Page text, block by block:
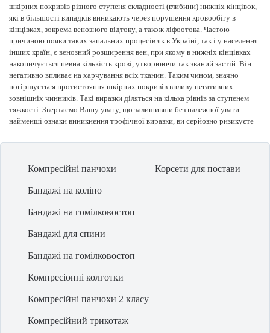
шкірних покривів різного ступеня складності (глибини) нижніх кінцівок,
які в більшості випадків виникають через порушення кровообігу в
кінцівках, зокрема венозного відтоку, а також ліфоотока. Частою
причиною появи таких запальних процесів як в Україні, так і у населення
інших країн, є венозний розширення вен, при якому в нижніх кінцівках
накопичується певна кількість крові, утворюючи так званий застій. Він
негативно впливає на харчування всіх тканин. Таким чином, значно
погіршується протистояння шкірних покривів впливу негативних
зовнішніх чинників. Такі виразки діляться на кілька рівнів за ступенем
тяжкості. Звертаємо Вашу увагу, що залишивши без належної уваги
найменші ознаки виникнення трофічної виразки, ви серйозно ризикуєте
власним здоров'ям.
При виникненні таких серйозних порушень лікарі України, а також
медики європейського рівня рекомендують, перш за все, провести
комплексну діагностику для виявлення першопричини. Як правило, в
фахівці в сфері виробництва і реалізації медичних компресійних виробів,
свою увагу на компресійних гольфах medi. Важливою особливістю
безпосередньому лікуванні, а й для профілактики, що дозволяє уникнути
Специфіка показань для здійснення покупки в інтернет магазині shop-
- лімфатична і венозна недостатність;
- тромбофлебіт і посттромбофлебіт;
Компресійні панчохи Корсети для постави
Бандажі на коліно
Бандажі на гомілковостоп
Бандажі для спини
Бандажі на гомілковостоп
Компресіонні колготки
Компресійні панчохи 2 класу
Компресійний трикотаж